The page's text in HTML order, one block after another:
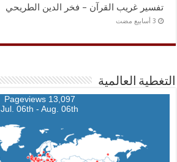
تفسير غريب القرآن – فخر الدين الطريحي
التغطية العالمية
13,097 Pageviews
Jul. 06th - Aug. 06th